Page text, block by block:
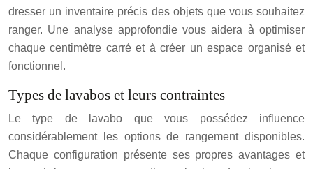
dresser un inventaire précis des objets que vous souhaitez
ranger. Une analyse approfondie vous aidera à optimiser
chaque centimètre carré et à créer un espace organisé et
fonctionnel.
Types de lavabos et leurs contraintes
Le type de lavabo que vous possédez influence
considérablement les options de rangement disponibles.
Chaque configuration présente ses propres avantages et